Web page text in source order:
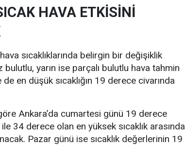
HAVA ETKİSİNİ
sıcaklıklarında belirgin bir değişiklik
yarın ise parçalı bulutlu hava tahmin
en düşük sıcaklığın 19 derece civarında
Ankara’da cumartesi günü 19 derece
34 derece olan en yüksek sıcaklık arasında
Pazar günü ise sıcaklık değerlerinin 19